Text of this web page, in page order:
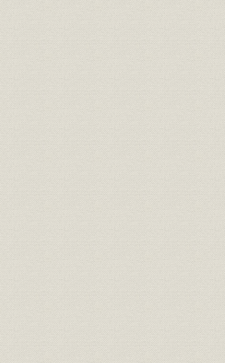
3. 不良債権の実態
4. 1925年の減資による整理と27年におけるその補足
5. 収益の実態
6. 金融恐慌と特別融通等による整理計画の最終改訂
第2節 大戦後不況期の業況(1921~28年)
1. 営業の概況
2. 営業所および組織・人員の整理縮小
3. 朝鮮銀行の改組案
4. 朝鮮における営業の停滞
5. 大連取引所建値金建化の挫折
6. 満州に於ける営業状況
7. 満州対日本向け送金圧力への対抗
8. 海外店の営業状況
9. 内地営業の不振および為替の取扱い
10. 中国借款の整理
第4章 世界恐慌と満州事変下の朝鮮銀行
第1節 世界恐慌下の朝鮮銀行(1929年1月~36年6月)
1. 各地域の営業概況